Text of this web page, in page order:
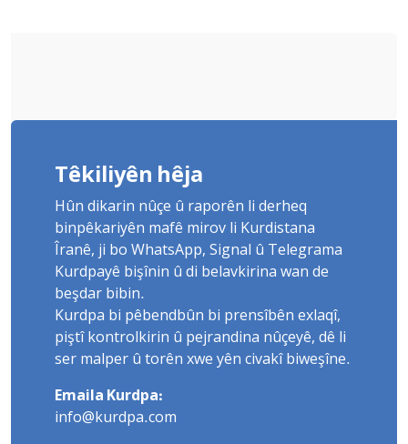
Têkiliyên hêja
Hûn dikarin nûçe û raporên li derheq
binpêkariyên mafê mirov li Kurdistana
Îranê, ji bo WhatsApp, Signal û Telegrama
Kurdpayê bişînin û di belavkirina wan de
beşdar bibin.
Kurdpa bi pêbendbûn bi prensîbên exlaqî,
piştî kontrolkirin û pejrandina nûçeyê, dê li
ser malper û torên xwe yên civakî biweşîne.
Emaila Kurdpa:
info@kurdpa.com